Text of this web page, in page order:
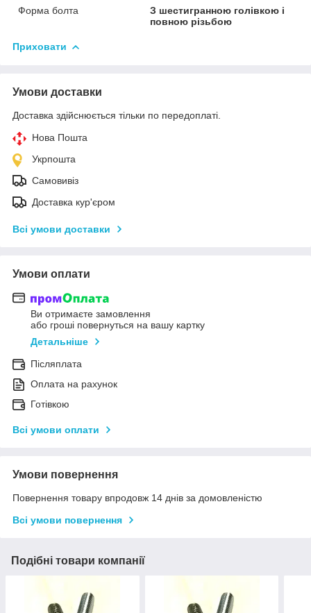
Форма болта
З шестигранною голівкою і
повною різьбою
Приховати
Умови доставки
Доставка здійснюється тільки по передоплаті.
Нова Пошта
Укрпошта
Самовивіз
Доставка кур'єром
Всі умови доставки
Умови оплати
Ви отримаєте замовлення
або гроші повернуться на вашу картку
Детальніше
Післяплата
Оплата на рахунок
Готівкою
Всі умови оплати
Умови повернення
Повернення товару впродовж 14 днів за домовленістю
Всі умови повернення
Подібні товари компанії